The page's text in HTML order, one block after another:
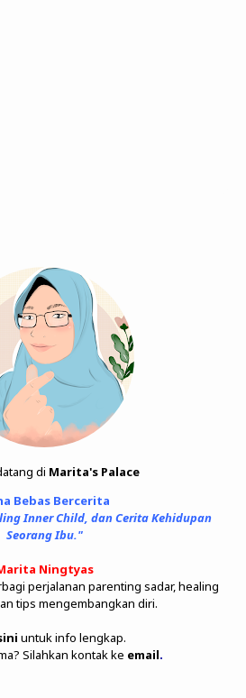
di Marita's Palace
Bebas Bercerita
Inner Child, dan Cerita Kehidupan
Seorang Ibu."
Ningtyas
perjalanan parenting sadar, healing
tips mengembangkan diri.
untuk info lengkap.
Silahkan kontak ke email.